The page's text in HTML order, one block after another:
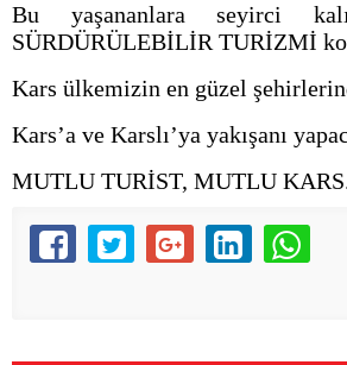
Bu yaşananlara seyirci
SÜRDÜRÜLEBİLİR TURİZMİ
Kars ülkemizin en güzel
Kars’a ve Karslı’ya yakışanı
MUTLU TURİST, MUTLU